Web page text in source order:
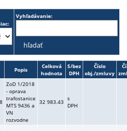
Vyhľadávanie:
Popis
Celková
hodnota
S/bez
DPH
Číslo
obj./zmluvy
ZoD 1/2018
- oprava
trafostanice
MTS 9436 a
VN
rozvodne
32 983.43 s
DPH